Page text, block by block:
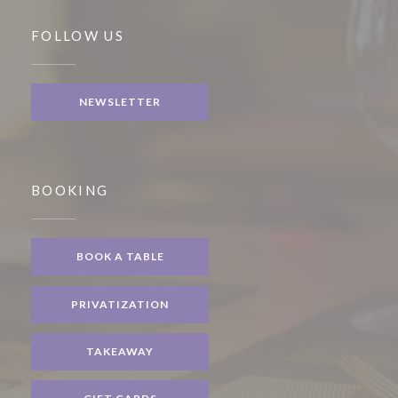
FOLLOW US
NEWSLETTER
BOOKING
BOOK A TABLE
PRIVATIZATION
TAKEAWAY